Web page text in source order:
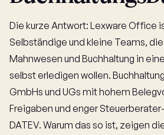
Die kurze Antwort: Lexware Office
Selbständige und kleine Teams,
Mahnwesen und Buchhaltung in
selbst erledigen wollen.
GmbHs und UGs mit hohem
Freigaben und enger
DATEV. Warum das so ist, zeigen